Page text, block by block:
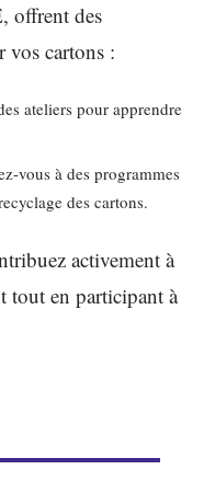
offrent des
vos cartons :
ateliers pour apprendre
vous à des programmes
des cartons.
activement à
tout en participant à